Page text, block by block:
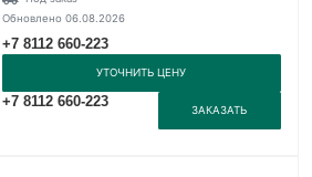
Обновлено 06.08.2026
+7 8112 660-223
УТОЧНИТЬ ЦЕНУ
+7 8112 660-223
ЗАКАЗАТЬ